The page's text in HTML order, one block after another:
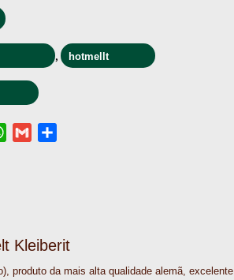
, hotmellt
W
p Kleiberit
produto da mais alta qualidade alemã, excelente